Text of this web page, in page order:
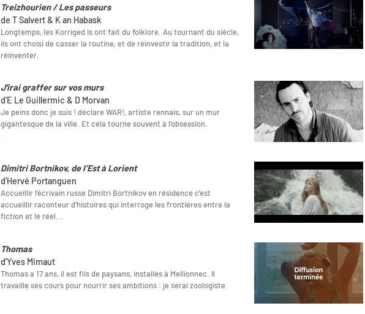
Treizhourien / Les passeurs
de T Salvert & K an Habask
Longtemps, les Korriged Is ont fait du folklore. Au tournant du siècle,
ils ont choisi de casser la routine, et de réinvestir la tradition, et la
réinventer.
J'irai graffer sur vos murs
d'E Le Guillermic & D Morvan
Je peins donc je suis ! déclare WAR!, artiste rennais, sur un mur
gigantesque de la ville. Et cela tourne souvent à l’obsession.
Dimitri Bortnikov, de l’Est à Lorient
d'Hervé Portanguen
Accueillir l’écrivain russe Dimitri Bortnikov en résidence c'est
accueillir raconteur d’histoires qui interroge les frontières entre la
fiction et le réel...
Thomas
d'Yves Mimaut
Thomas a 17 ans, il est fils de paysans, installés à Mellionnec. Il
travaille ses cours pour nourrir ses ambitions : je serai zoologiste.